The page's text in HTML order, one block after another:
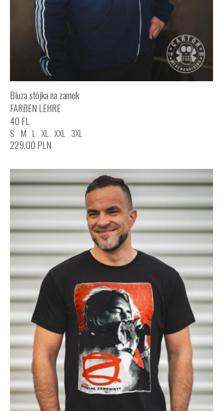
Bluza stójka na zamek
FARBEN LEHRE
40 FL
S M L XL XXL 3XL
229,00 PLN